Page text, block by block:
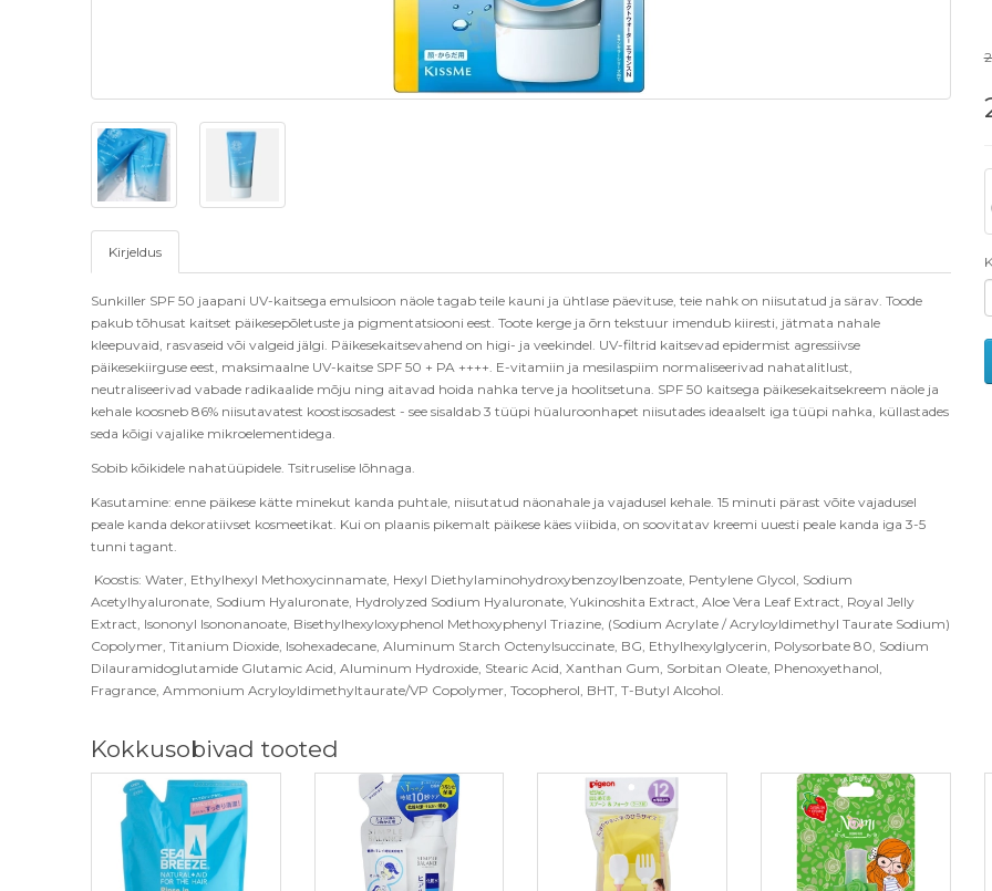
Kirjeldus
Sunkiller SPF 50 jaapani UV-kaitsega emulsioon näole tagab teile kauni ja ühtlase päevituse, teie nahk on niisutatud ja särav. Toode
pakub tõhusat kaitset päikesepõletuste ja pigmentatsiooni eest. Toote kerge jaõrn tekstuur imendub kiiresti, jätmata nahale
kleepuvaid, rasvaseid või valgeid jälgi. Päikesekaitsevahend on higi- ja veekindel. UV-filtrid kaitsevad epidermist agressiivse
päikesekiirguse eest, maksimaalne UV-kaitse SPF 50 + PA ++++. E-vitamiin ja mesilaspiim normaliseerivad nahatalitlust,
neutraliseerivad vabade radikaalide mõju ning aitavad hoida nahka terve ja hoolitsetuna. SPF 50 kaitsega päikesekaitsekreem näole ja
kehale koosneb 86% niisutavatest koostisosadest - see sisaldab 3 tüüpi hüaluroonhapet niisutades ideaalselt iga tüüpi nahka, küllastades
seda kõigi vajalike mikroelementidega.
Sobib kõikidele nahatüüpidele. Tsitruselise lõhnaga.
Kasutamine:enne päikese kätte minekut kanda puhtale, niisutatud näonahale ja vajadusel kehale. 15 minuti pärast võite vajadusel
peale kanda dekoratiivset kosmeetikat. Kui on plaanis pikemalt päikese käes viibida, on soovitatav kreemi uuesti peale kanda iga 3-5
tunni tagant.
Koostis: Water, Ethylhexyl Methoxycinnamate, Hexyl Diethylaminohydroxybenzoylbenzoate, Pentylene Glycol, Sodium
Acetylhyaluronate, Sodium Hyaluronate, Hydrolyzed Sodium Hyaluronate, Yukinoshita Extract, Aloe Vera Leaf Extract, Royal Jelly
Extract, Isononyl Isononanoate, Bisethylhexyloxyphenol Methoxyphenyl Triazine, (Sodium Acrylate / Acryloyldimethyl Taurate Sodium)
Copolymer, Titanium Dioxide, Isohexadecane, Aluminum Starch Octenylsuccinate, BG, Ethylhexylglycerin, Polysorbate 80, Sodium
Dilauramidoglutamide Glutamic Acid, Aluminum Hydroxide, Stearic Acid, Xanthan Gum, Sorbitan Oleate, Phenoxyethanol,
Fragrance, Ammonium Acryloyldimethyltaurate/VP Copolymer, Tocopherol, BHT, T-Butyl Alcohol.
Kokkusobivad tooted